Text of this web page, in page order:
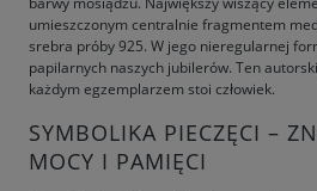
umieszczonym centralnie fragmentem
srebra próby 925. W jego nieregularnej
papilarnych naszych jubilerów. Ten
każdym egzemplarzem stoi człowiek.
SYMBOLIKA PIECZĘCI –
MOCY I PAMIĘCI